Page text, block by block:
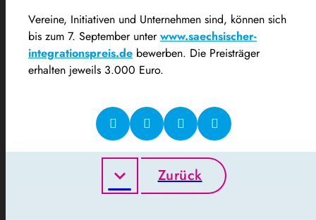
Vereine, Initiativen und Unternehmen sind, können sich
bis zum 7. September unterwww.saechsischer-
integrationspreis.de bewerben. Die Preisträger
erhalten jeweils 3.000 Euro.
Zurück